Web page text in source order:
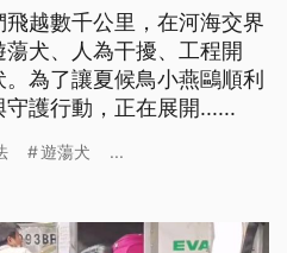
越數千公里，在河海交界
犬、人為干擾、工程開
為了讓夏候鳥小燕鷗順利
護行動，正在展開......
遊蕩犬 ...